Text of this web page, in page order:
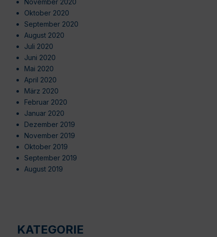
Oktober 2020
September 2020
August 2020
Juli 2020
Juni 2020
Mai 2020
April 2020
März 2020
Februar 2020
Januar 2020
Dezember 2019
November 2019
Oktober 2019
September 2019
August 2019
KATEGORIE